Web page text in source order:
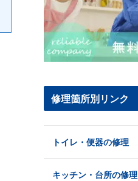
修理箇所別リンク
トイレ・便器の修理
キッチン・台所の修理